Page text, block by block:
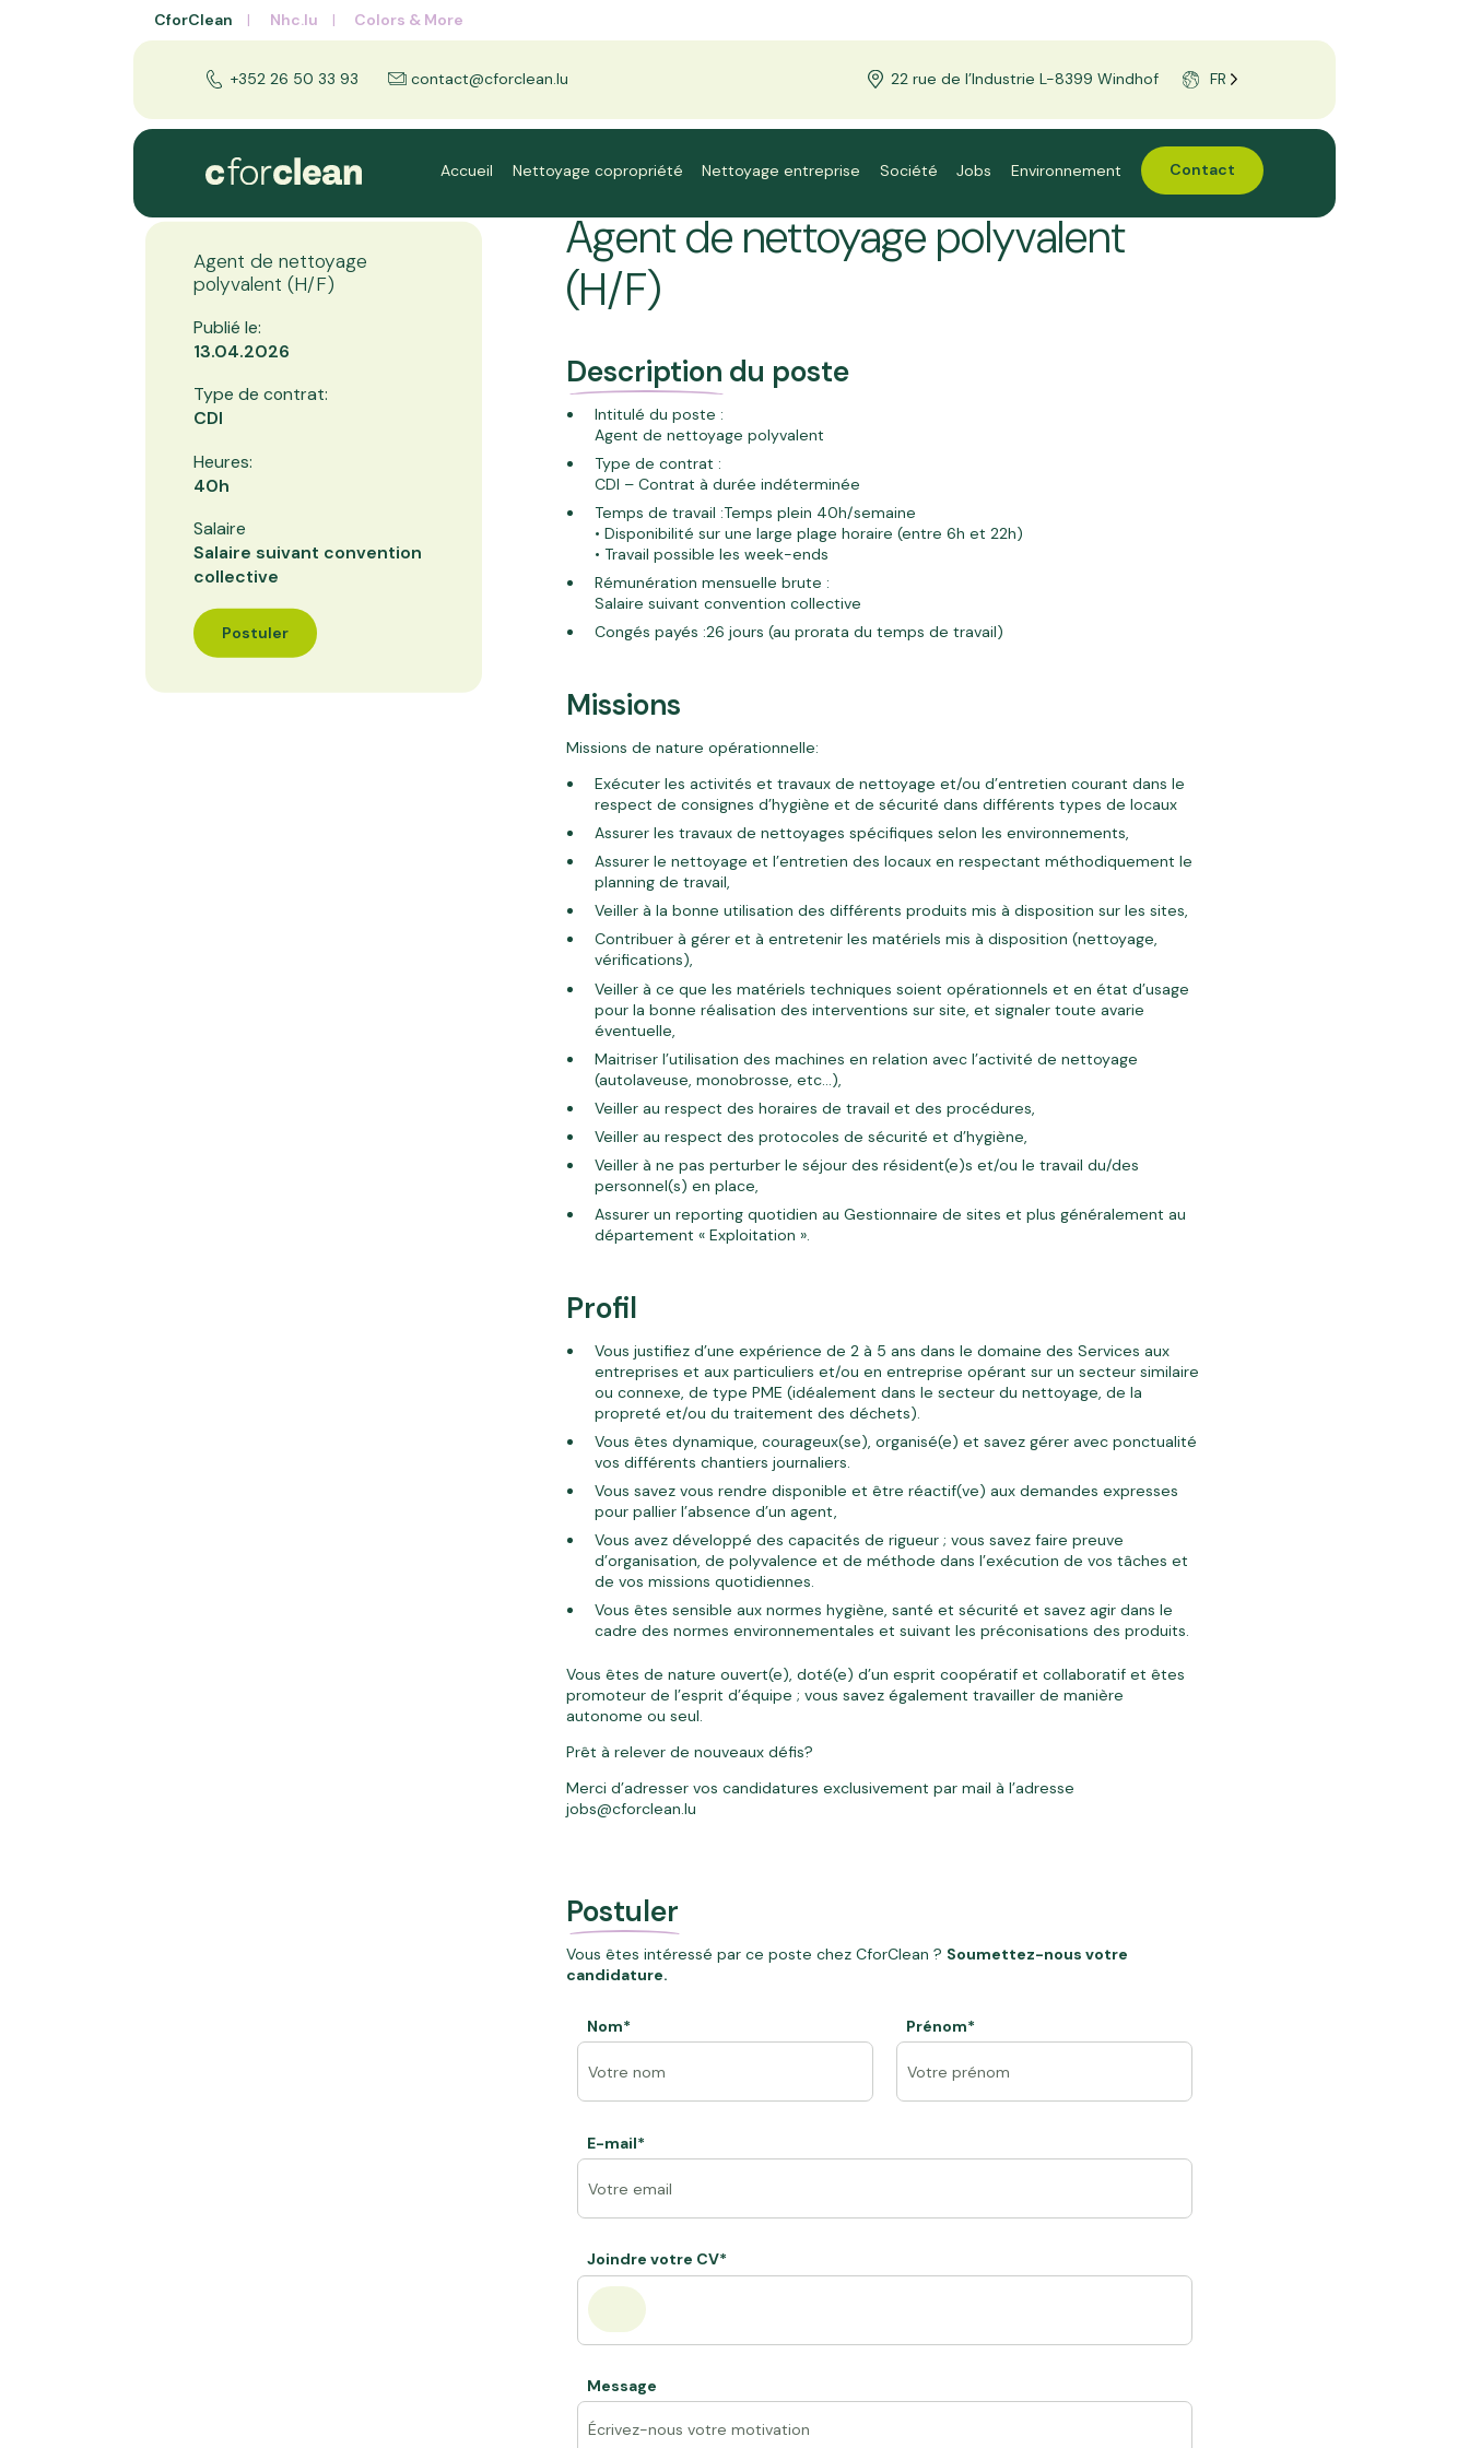
CforClean Nhc.lu Colors & More
+352 26 50 33 93 contact@cforclean.lu 22 rue de l’Industrie L-8399 Windhof FR
Accueil Nettoyage copropriété Nettoyage entreprise Société Jobs Environnement Contact
Agent de nettoyage
polyvalent (H/F)
Publié le:
13.04.2026
Type de contrat:
CDI
Heures:
40h
Salaire
Salaire suivant convention
collective
Postuler
Agent de nettoyage polyvalent
(H/F)
Description du poste
Intitulé du poste :
Agent de nettoyage polyvalent
Type de contrat :
CDI – Contrat à durée indéterminée
Temps de travail :Temps plein 40h/semaine
• Disponibilité sur une large plage horaire (entre 6h et 22h)
• Travail possible les week-ends
Rémunération mensuelle brute :
Salaire suivant convention collective
Congés payés :26 jours (au prorata du temps de travail)
Missions
Missions de nature opérationnelle:
Exécuter les activités et travaux de nettoyage et/ou d’entretien courant dans le
respect de consignes d’hygiène et de sécurité dans différents types de locaux
Assurer les travaux de nettoyages spécifiques selon les environnements,
Assurer le nettoyage et l’entretien des locaux en respectant méthodiquement le
planning de travail,
Veiller à la bonne utilisation des différents produits mis à disposition sur les sites,
Contribuer à gérer et à entretenir les matériels mis à disposition (nettoyage,
vérifications),
Veiller à ce que les matériels techniques soient opérationnels et en état d’usage
pour la bonne réalisation des interventions sur site, et signaler toute avarie
éventuelle,
Maitriser l’utilisation des machines en relation avec l’activité de nettoyage
(autolaveuse, monobrosse, etc…),
Veiller au respect des horaires de travail et des procédures,
Veiller au respect des protocoles de sécurité et d’hygiène,
Veiller à ne pas perturber le séjour des résident(e)s et/ou le travail du/des
personnel(s) en place,
Assurer un reporting quotidien au Gestionnaire de sites et plus généralement au
département « Exploitation ».
Profil
Vous justifiez d’une expérience de 2 à 5 ans dans le domaine des Services aux
entreprises et aux particuliers et/ou en entreprise opérant sur un secteur similaire
ou connexe, de type PME (idéalement dans le secteur du nettoyage, de la
propreté et/ou du traitement des déchets).
Vous êtes dynamique, courageux(se), organisé(e) et savez gérer avec ponctualité
vos différents chantiers journaliers.
Vous savez vous rendre disponible et être réactif(ve) aux demandes expresses
pour pallier l’absence d’un agent,
Vous avez développé des capacités de rigueur ; vous savez faire preuve
d’organisation, de polyvalence et de méthode dans l’exécution de vos tâches et
de vos missions quotidiennes.
Vous êtes sensible aux normes hygiène, santé et sécurité et savez agir dans le
cadre des normes environnementales et suivant les préconisations des produits.
Vous êtes de nature ouvert(e), doté(e) d’un esprit coopératif et collaboratif et êtes
promoteur de l’esprit d’équipe ; vous savez également travailler de manière
autonome ou seul.
Prêt à relever de nouveaux défis?
Merci d’adresser vos candidatures exclusivement par mail à l’adresse
jobs@cforclean.lu
Postuler
Vous êtes intéressé par ce poste chez CforClean ? Soumettez-nous votre
candidature.
Nom* Prénom*
E-mail*
Joindre votre CV*
Message